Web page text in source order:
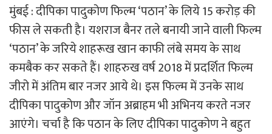
मुंबई : दीपिका पादुकोण फिल्म ‘पठान’ के लिये 15 करोड़ की
फीस ले सकती है। यशराज बैनर तले बनायी जाने वाली फिल्म
‘पठान’ के जरिये शाहरूख खान काफी लंबे समय के साथ
कमबैक कर सकते हैं। शाहरुख वर्ष 2018 में प्रदर्शित फिल्म
जीरो में अंतिम बार नजर आये थे। इस फिल्म में उनके साथ
दीपिका पादुकोण और जॉन अब्राहम भी अभिनय करते नजर
आएंगे। चर्चा है कि पठान के लिए दीपिका पादुकोण ने बहुत